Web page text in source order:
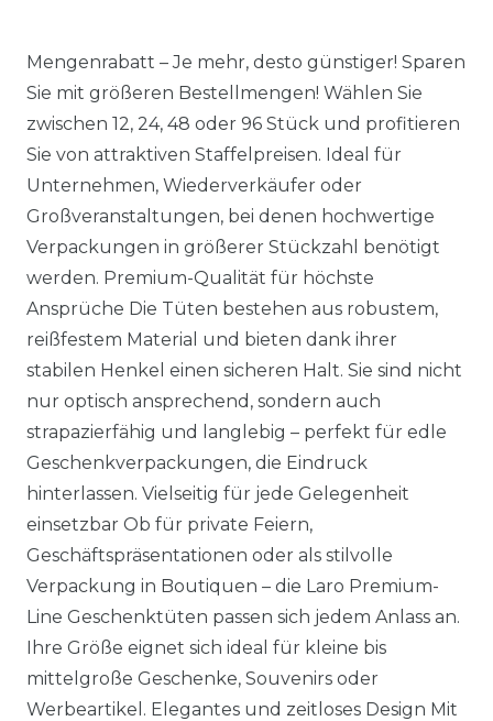
Mengenrabatt – Je mehr, desto günstiger! Sparen
Sie mit größeren Bestellmengen! Wählen Sie
zwischen 12, 24, 48 oder 96 Stück und profitieren
Sie von attraktiven Staffelpreisen. Ideal für
Unternehmen, Wiederverkäufer oder
Großveranstaltungen, bei denen hochwertige
Verpackungen in größerer Stückzahl benötigt
werden. Premium-Qualität für höchste
Ansprüche Die Tüten bestehen aus robustem,
reißfestem Material und bieten dank ihrer
stabilen Henkel einen sicheren Halt. Sie sind nicht
nur optisch ansprechend, sondern auch
strapazierfähig und langlebig – perfekt für edle
Geschenkverpackungen, die Eindruck
hinterlassen. Vielseitig für jede Gelegenheit
einsetzbar Ob für private Feiern,
Geschäftspräsentationen oder als stilvolle
Verpackung in Boutiquen – die Laro Premium-
Line Geschenktüten passen sich jedem Anlass an.
Ihre Größe eignet sich ideal für kleine bis
mittelgroße Geschenke, Souvenirs oder
Werbeartikel. Elegantes und zeitloses Design Mit